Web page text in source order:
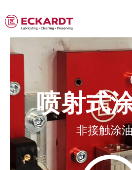
喷射式
非接触涂